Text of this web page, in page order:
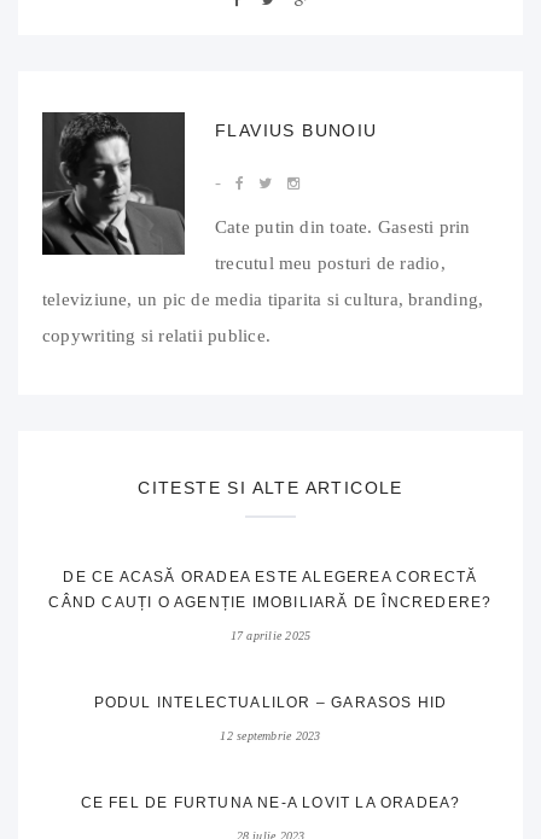
FLAVIUS BUNOIU
Cate putin din toate. Gasesti prin
trecutul meu posturi de radio,
televiziune, un pic de media tiparita si cultura, branding,
copywriting si relatii publice.
CITESTE SI ALTE ARTICOLE
DE CE ACASĂ ORADEA ESTE ALEGEREA CORECTĂ
CÂND CAUȚI O AGENȚIE IMOBILIARĂ DE ÎNCREDERE?
17 aprilie 2025
PODUL INTELECTUALILOR – GARASOS HID
12 septembrie 2023
CE FEL DE FURTUNA NE-A LOVIT LA ORADEA?
28 iulie 2023